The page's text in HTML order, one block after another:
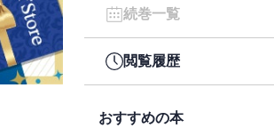
続巻一覧
閲覧履歴
おすすめの本